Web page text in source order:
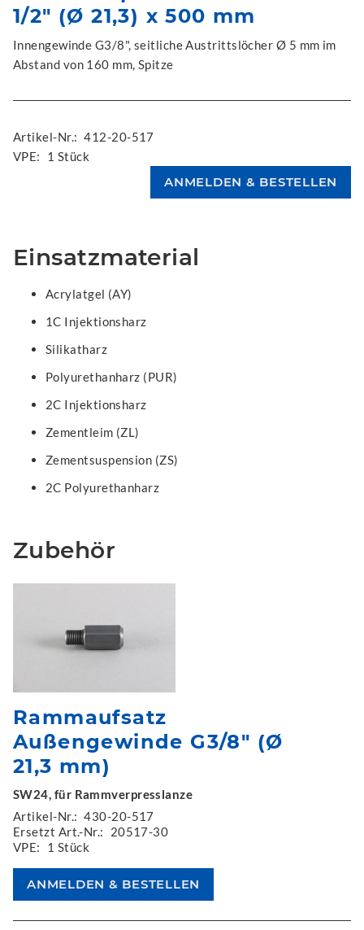
1/2" (Ø 21,3) x 500 mm
Innengewinde G3/8", seitliche Austrittslöcher Ø 5 mm im
Abstand von 160 mm, Spitze
Artikel-Nr.: 412-20-517
VPE:
1 Stück
Einsatzmaterial
Acrylatgel (AY)
1C Injektionsharz
Silikatharz
Polyurethanharz (PUR)
2C Injektionsharz
Zementleim (ZL)
Zementsuspension (ZS)
2C Polyurethanharz
Zubehör
Rammaufsatz
Außengewinde G3/8" (Ø
21,3 mm)
SW24, für Rammverpresslanze
Artikel-Nr.: 430-20-517
Ersetzt Art.-Nr.:
20517-30
VPE:
1 Stück